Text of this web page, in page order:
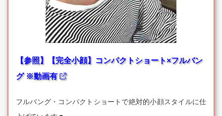
【参照】【完全小顔】コンパクトショート×フルバン
グ ※動画有
フルバング・コンパクトショートで絶対的小顔スタイルに仕